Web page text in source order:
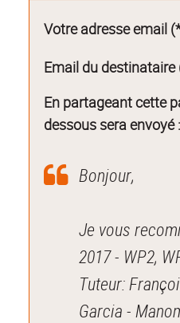
Votre adresse email
Email du destinataire
En partageant cette
dessous sera envoyé :
Bonjour,
Je vous
2017 - WP2,
Tuteur:
Garcia -